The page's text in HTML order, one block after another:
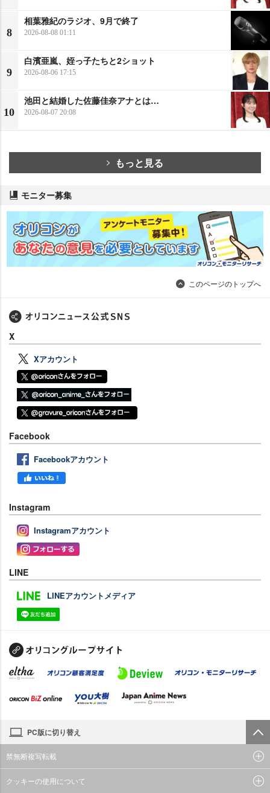
8
相葉雅紀のラジオ、9月で終了
2026-08-08 01:11
9
白濱亜嵐、姪っ子たちと2ショット
2026-08-06 17:15
10
池田と結婚した佐藤佳奈アナとは…
2026-08-07 20:08
もっと見る
モニター募集
このページのトップへ
X
Xアカウント
Facebook
Facebookアカウント
Instagram
Instagramアカウント
LINE
LINEアカウントメディア
PC版に切り替え
禁無断複写転載
クッキーの使用について